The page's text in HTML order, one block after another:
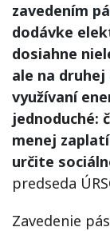
zavedením
dodávke
dosiahne
ale na
využívaní
jednoduché:
menej
určite
predseda
Zavedenie